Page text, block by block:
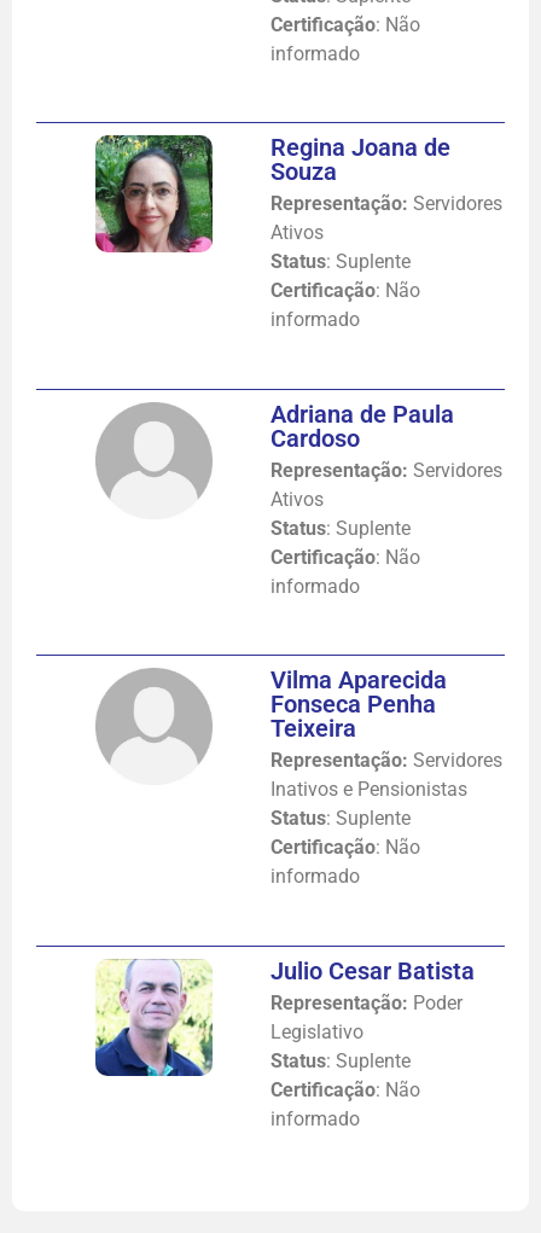
Certificação: Não
informado
Regina Joana de
Souza
Representação: Servidores
Ativos
Status: Suplente
Certificação: Não
informado
Adriana de Paula
Cardoso
Representação: Servidores
Ativos
Status: Suplente
Certificação: Não
informado
Vilma Aparecida
Fonseca Penha
Teixeira
Representação: Servidores
Inativos e Pensionistas
Status: Suplente
Certificação: Não
informado
Julio Cesar Batista
Representação: Poder
Legislativo
Status: Suplente
Certificação: Não
informado